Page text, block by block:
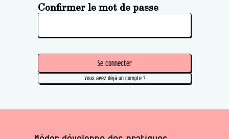
Confirmer le mot de passe
Se connecter
Vous avez déjà un compte ?